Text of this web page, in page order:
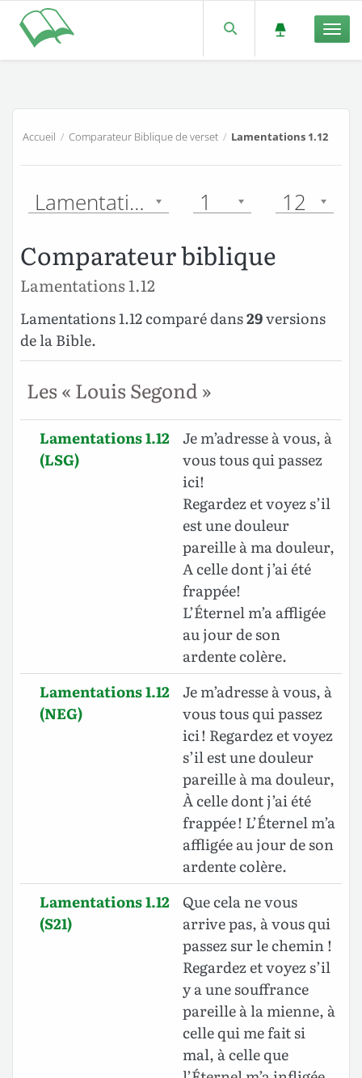
Accueil /Comparateur Biblique de verset / Lamentations 1.12
Lamentations 1 12
Comparateur biblique
Lamentations 1.12
Lamentations 1.12 comparé dans29versions
de la Bible.
Les « Louis Segond »
Lamentations 1.12
(LSG)
Je m’adresse à vous, à
vous tous qui passez
ici!
Regardez et voyez s’il
est une douleur
pareille à ma douleur,
A celle dont j’ai été
frappée!
L’Éternel m’a affligée
au jour de son
ardente colère.
Lamentations 1.12
(NEG)
Je m’adresse à vous, à
vous tous qui passez
ici ! Regardez et voyez
s’il est une douleur
pareille à ma douleur,
À celle dont j’ai été
frappée ! L’Éternel m’a
affligée au jour de son
ardente colère.
Lamentations 1.12
(S21)
Que cela ne vous
arrive pas, à vous qui
passez sur le chemin !
Regardez et voyez s’il
y a une souffrance
pareille à la mienne, à
celle qui me fait si
mal, à celle que